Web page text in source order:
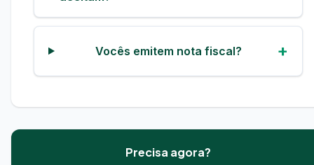
Vocês emitem nota fiscal?
Precisa agora?